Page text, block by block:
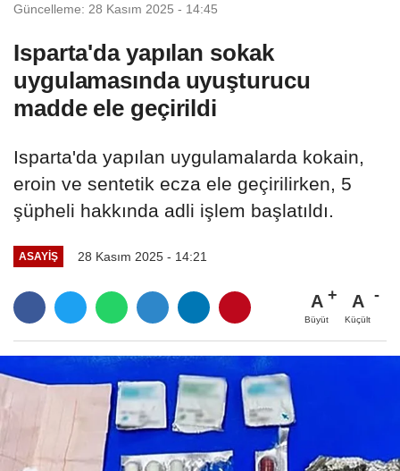
Güncelleme: 28 Kasım 2025 - 14:45
Isparta'da yapılan sokak
uygulamasında uyuşturucu
madde ele geçirildi
Isparta'da yapılan uygulamalarda kokain,
eroin ve sentetik ecza ele geçirilirken, 5
şüpheli hakkında adli işlem başlatıldı.
ASAYIŞ 28 Kasım 2025 - 14:21
A
Büyüt
A
Küçült